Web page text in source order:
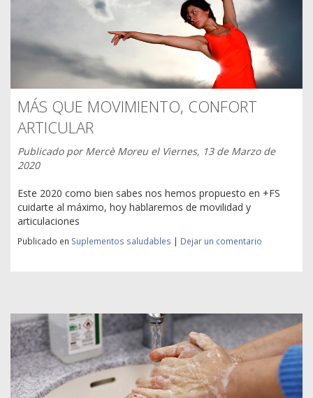
MÁS QUE MOVIMIENTO, CONFORT
ARTICULAR
Publicado porMercè Moreu el Viernes, 13 de Marzo de
2020
Este 2020 como bien sabes nos hemos propuesto en +FS
cuidarte al máximo, hoy hablaremos de movilidad y
articulaciones
Publicado en Suplementos saludables | Dejar un comentario